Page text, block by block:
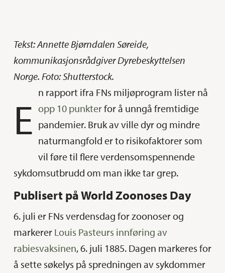
Tekst: Annette Bjørndalen Søreide,
kommunikasjonsrådgiver Dyrebeskyttelsen
Norge. Foto: Shutterstock.
E
n rapport ifra FNs miljøprogram lister nå
opp 10 punkterfor å unngå fremtidige
pandemier. Bruk av ville dyr og mindre
naturmangfold er to risikofaktorer som
vil føre til flere verdensomspennende
sykdomsutbrudd om man ikke tar grep.
Publisert på World Zoonoses Day
6. juli er FNs verdensdag for zoonoser og
markerer Louis Pasteurs innføring av
rabiesvaksinen, 6. juli 1885. Dagen markeres for
å sette søkelys på spredningen av sykdommer